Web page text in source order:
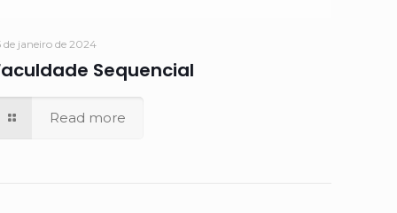
de janeiro de 2024
Sequencial
Read more